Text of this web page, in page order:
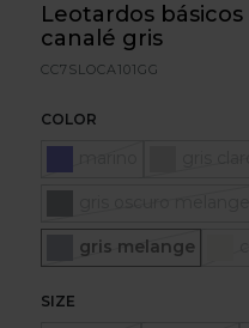
Leotardos básicos
canalé gris
CC7SLOCA101GG
COLOR
gris melange
Seleccionado
SIZE